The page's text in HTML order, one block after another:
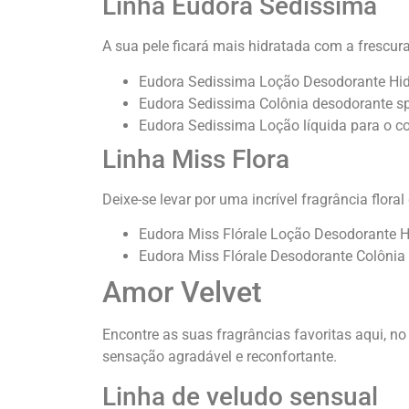
Linha Eudora Sedissima
A sua pele ficará mais hidratada com a
Eudora Sedissima Loção Desodorante
Eudora Sedissima Colônia desodorante
Eudora Sedissima Loção líquida para o
Linha Miss Flora
Deixe-se levar por uma incrível fragrância
Eudora Miss Flórale Loção Desodorante
Eudora Miss Flórale Desodorante
Amor Velvet
Encontre as suas fragrâncias favoritas aqui,
sensação agradável e reconfortante.
Linha de veludo sensual